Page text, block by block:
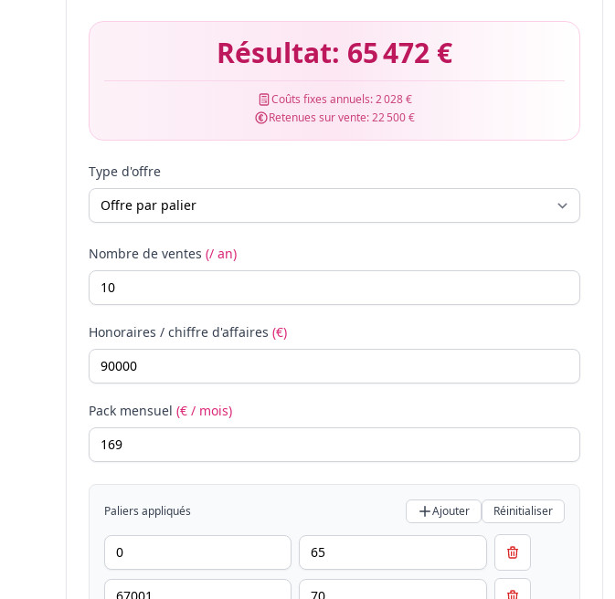
Résultat: 65 472 €
Coûts fixes annuels:2 028 €
Retenues sur vente:22 500 €
Type d'offre
Nombre de ventes (/ an)
Honoraires / chiffre d'affaires (€)
Pack mensuel (€ / mois)
Paliers appliqués Ajouter Réinitialiser